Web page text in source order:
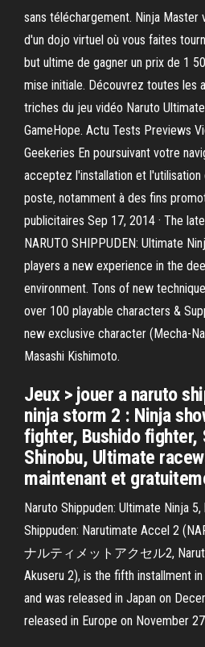
sans téléchargement. Ninja Master
d'un dojo virtuel où vous faites
but ultime de gagner un prix de 1
mise initiale. Découvrez toutes les
triches du jeu vidéo Naruto
GameHope. Actu Tests Previews
Geekeries En poursuivant votre
acceptez l'installation et
poste, notamment à des fins
publicitaires Sep 17, 2014 · The
NARUTO SHIPPUDEN: Ultimate
players a new experience in the
environment. Tons of new
over 100 playable characters &
new exclusive character (Mecha-
Masashi Kishimoto.
Jeux > jouer a naruto
ninja storm 2 : Ninja
fighter, Bushido fighter,
Shinobu, Ultimate
maintenant et
Naruto Shippuden: Ultimate Ninja
Shippuden: Narutimate Accel 2
ナルティメットアクセル2,
Akuseru 2), is the fifth installment
and was released in Japan on
released in Europe on November 27